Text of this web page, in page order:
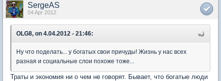
SergeAS
04 Apr 2012
OLG8, on 4.04.2012 - 21:46:
Ну что поделать... у богатых свои причуды! Жизнь у нас всех
разная и социальные слои похоже тоже...
Траты и экономия ни о чем не говорят. Бывает, что богатые люди